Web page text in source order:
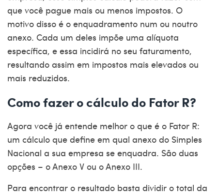
que você pague mais ou menos impostos. O
motivo disso é o enquadramento num ou noutro
anexo. Cada um deles impõe uma alíquota
específica, e essa incidirá no seu faturamento,
resultando assim em impostos mais elevados ou
mais reduzidos.
Como fazer o cálculo do Fator R?
Agora você já entende melhor o que é o Fator R:
um cálculo que define em qual anexo do Simples
Nacional a sua empresa se enquadra. São duas
opções – o Anexo V ou o Anexo III.
Para encontrar o resultado basta dividir o total da